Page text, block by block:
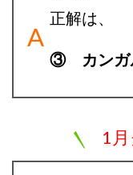
正解は、
③ カンガ
1